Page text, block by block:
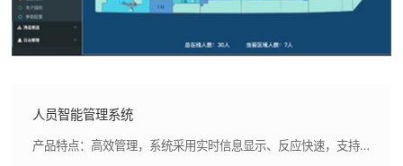
人员智能管理系统
产品特点：高效管理，系统采用实时信息显示、反应快速，支持辅助决策,系统符合船用标准，支持系统自检、电源监测